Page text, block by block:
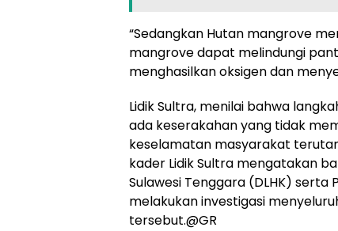
“Sedangkan Hutan mangrove
mangrove dapat melindungi
menghasilkan oksigen dan
Lidik Sultra, menilai bahwa
ada keserakahan yang tidak
keselamatan masyarakat
kader Lidik Sultra mengatakan
Sulawesi Tenggara (DLHK)
melakukan investigasi
tersebut.@GR